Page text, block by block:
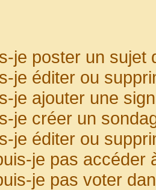
je poster un sujet
je éditer ou
je ajouter une
je créer un
je éditer ou
je pas accéder
je pas voter